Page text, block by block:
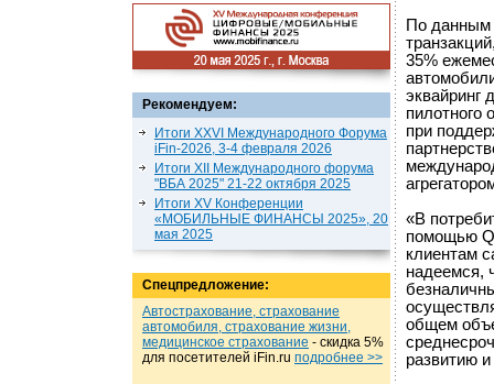
Рекомендуем:
Итоги XXVI Международного Форума
iFin-2026, 3-4 февраля 2026
Итоги XII Международного форума
"ВБА 2025" 21-22 октября 2025
Итоги XV Конференции
«МОБИЛЬНЫЕ ФИНАНСЫ 2025», 20
мая 2025
Спецпредложение:
Автострахование, страхование
автомобиля, страхование жизни,
медицинское страхование - cкидка 5%
для посетителей iFin.ru подробнеe >>
По данным
35%
эквайринг
пилотного
при
«В
помощью
клиентам
надеемся,
общем
развитию